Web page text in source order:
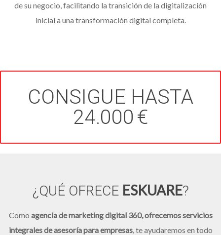
de su negocio, facilitando la transición de la digitalización
inicial a una transformación digital completa.
CONSIGUE HASTA
24.000 €
¿QUÉ OFRECE ESKUARE?
Como agencia de marketing digital 360, ofrecemos servicios
integrales de asesoría para empresas, te ayudaremos en todo